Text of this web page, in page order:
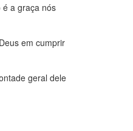
é a graça nós
em cumprir
geral dele